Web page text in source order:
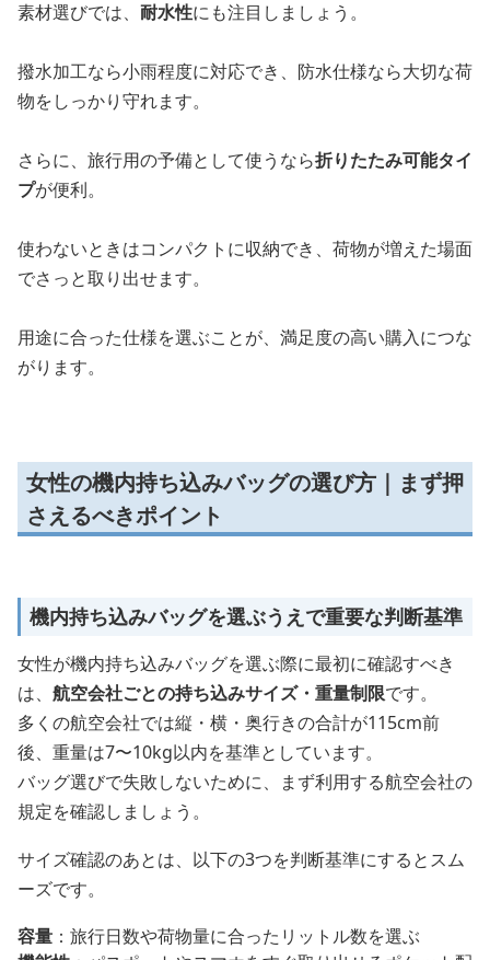
素材選びでは、 耐水性にも注目しましょう。
撥水加工なら小雨程度に対応でき、防水仕様なら大切な荷
物をしっかり守れます。
さらに、旅行用の予備として使うなら折りたたみ可能タイ
プが便利。
使わないときはコンパクトに収納でき、荷物が増えた場面
でさっと取り出せます。
用途に合った仕様を選ぶことが、満足度の高い購入につな
がります。
女性の機内持ち込みバッグの選び方｜まず押
さえるべきポイント
機内持ち込みバッグを選ぶうえで重要な判断基準
女性が機内持ち込みバッグを選ぶ際に最初に確認すべき
は、 航空会社ごとの持ち込みサイズ・重量制限です。
多くの航空会社では縦・横・奥行きの合計が115cm前
後、重量は7〜10kg以内を基準としています。
バッグ選びで失敗しないために、まず利用する航空会社の
規定を確認しましょう。
サイズ確認のあとは、以下の3つを判断基準にするとスム
ーズです。
容量 ：旅行日数や荷物量に合ったリットル数を選ぶ